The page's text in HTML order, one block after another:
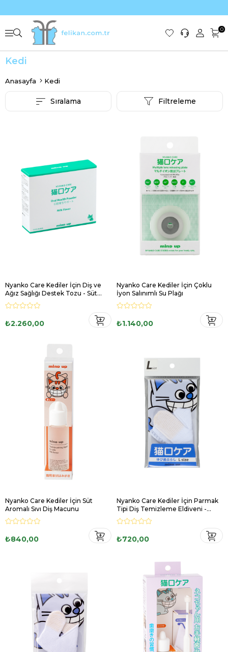
0
Kedi
Anasayfa Kedi
Filtreleme
Sıralama
Nyanko Care Kediler İçin Diş ve
Ağız Sağlığı Destek Tozu - Süt
aromalı
₺2.260,00
Nyanko Care Kediler İçin Çoklu
İyon Salınımlı Su Plağı
₺1.140,00
Nyanko Care Kediler İçin Süt
Aromalı Sıvı Diş Macunu
₺840,00
Nyanko Care Kediler İçin Parmak
Tipi Diş Temizleme Eldiveni -
Büyük Boy
₺720,00